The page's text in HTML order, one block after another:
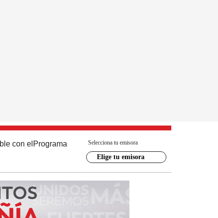
con el Programa Selecciona tu emisora
Elige tu emisora